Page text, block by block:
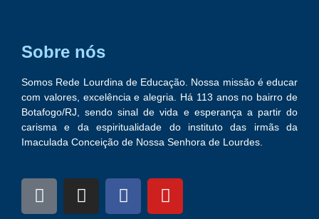
Sobre nós
Somos Rede Lourdina de Educação. Nossa missão é educar
com valores, excelência e alegria. Há 113 anos no bairro de
Botafogo/RJ, sendo sinal de vida e esperança a partir do
carisma e da espiritualidade do instituto das irmãs da
Imaculada Conceição de Nossa Senhora de Lourdes.